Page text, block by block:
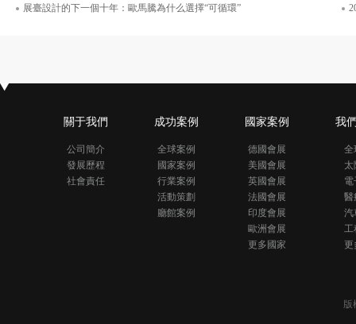
展臺設計的下一個十年：歐馬騰為什么選擇“可循環”
關于我們
公司簡介
發展歷程
社會責任
成功案例
全球案例
國家案例
行業案例
活動策劃
廳館案例
國家案例
德國會展
美國會展
英國會展
法國會展
印度會展
歐洲會展
更多國家
我
全
太
電
醫
汽
工
更
版